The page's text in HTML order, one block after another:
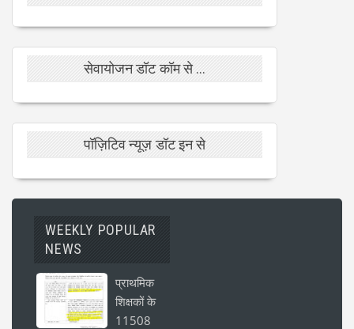
सेवायोजन डॉट कॉम से ...
पॉज़िटिव न्यूज़ डॉट इन से
WEEKLY POPULAR
NEWS
प्राथमिक
शिक्षकों के
11508